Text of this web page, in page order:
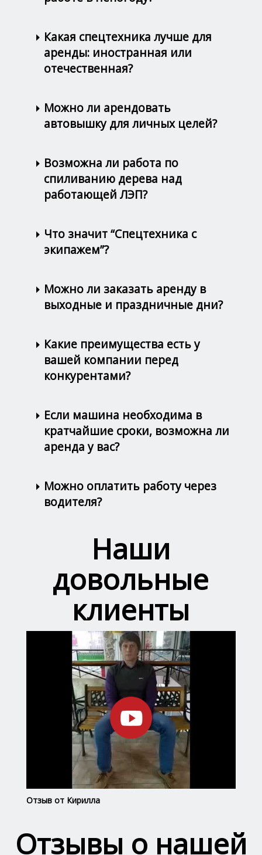
Какая спецтехника лучше для
аренды: иностранная или
отечественная?
Можно ли арендовать
автовышку для личных целей?
Возможна ли работа по
спиливанию дерева над
работающей ЛЭП?
Что значит “Спецтехника с
экипажем”?
Можно ли заказать аренду в
выходные и праздничные дни?
Какие преимущества есть у
вашей компании перед
конкурентами?
Если машина необходима в
кратчайшие сроки, возможна ли
аренда у вас?
Можно оплатить работу через
водителя?
Наши
довольные
клиенты
Отзыв от Кирилла
Отзывы о нашей